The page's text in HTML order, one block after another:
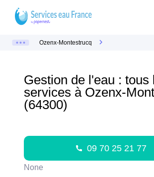
Ozenx-Montestrucq
Gestion de l'eau : tous
services à Ozenx-
(64300)
09 70 25 21 77
None